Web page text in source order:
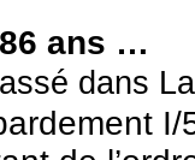
ans …
dans
I/